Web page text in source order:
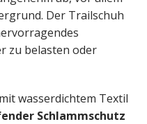
Der Trailschuh
zu belasten oder
wasserdichtem Textil
Schlammschutz